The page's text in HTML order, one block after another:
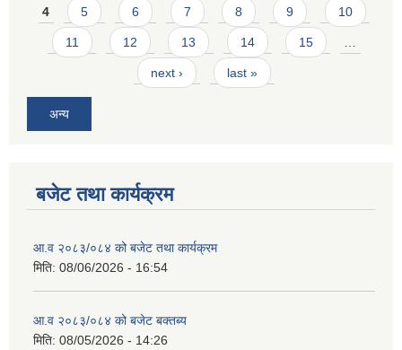
4 5 6 7 8 9 10
11 12 13 14 15
next › last »
अन्य
बजेट तथा कार्यक्रम
आ.व २०८३/०८४ को बजेट तथा कार्यक्रम
मिति: 08/06/2026 - 16:54
आ.व २०८३/०८४ को बजेट बक्तब्य
मिति: 08/05/2026 - 14:26